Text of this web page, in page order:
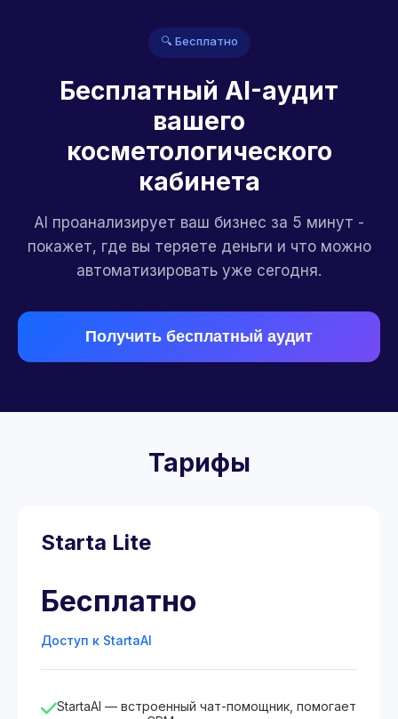
🔍 Бесплатно
Бесплатный AI-аудит
вашего
косметологического
кабинета
AI проанализирует ваш бизнес за 5 минут -
покажет, где вы теряете деньги и что можно
автоматизировать уже сегодня.
Получить бесплатный аудит
Тарифы
Starta Lite
Бесплатно
Доступ к StartaAI
StartaAI — встроенный чат-помощник, помогает